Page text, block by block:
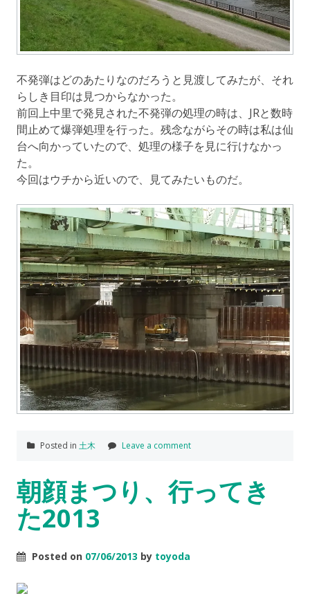
不発弾はどのあたりなのだろうと見渡してみたが、それ
らしき目印は見つからなかった。
前回上中里で発見された不発弾の処理の時は、JRと数時
間止めて爆弾処理を行った。残念ながらその時は私は仙
台へ向かっていたので、処理の様子を見に行けなかっ
た。
今回はウチから近いので、見てみたいものだ。
Posted in 土木 Leave a comment
朝顔まつり、行ってき
た2013
Posted on 07/06/2013 by toyoda